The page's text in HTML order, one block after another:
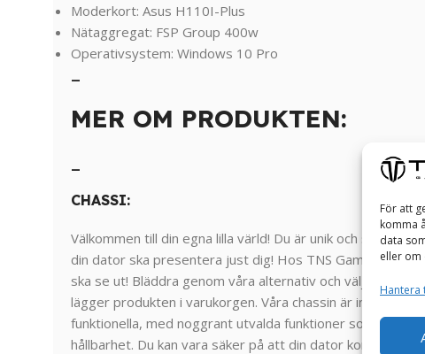
För att
komma
data
eller om
Hantera
Moderkort: Asus H110I-Plus
Nätaggregat: FSP Group 400w
Operativsystem: Windows 10 Pro
MER OM PRODUKTEN:
CHASSI:
Välkommen till din egna lilla värld! Du är unik och speciell
din dator ska presentera just dig! Hos TNS Gaming kan
ska se ut! Bläddra genom våra alternativ och välj det som
lägger produkten i varukorgen. Våra chassin är inte bara
funktionella, med noggrant utvalda funktioner som
hållbarhet. Du kan vara säker på att din dator kommer